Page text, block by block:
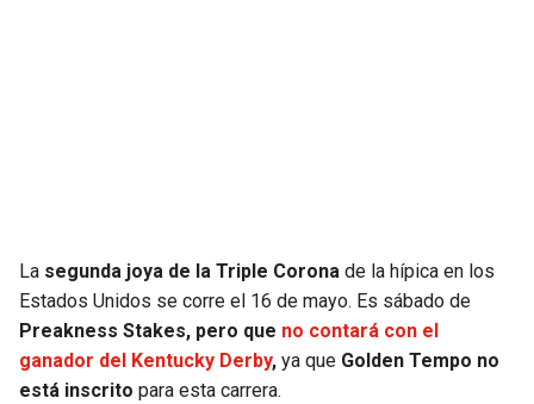
LIONS
NUGGETS
La segunda joya de la Triple Corona de la hípica en los
Estados Unidos se corre el 16 de mayo. Es sábado de
Preakness Stakes, pero que no contará con el
ganador del Kentucky Derby, ya que Golden Tempo no
está inscrito para esta carrera.